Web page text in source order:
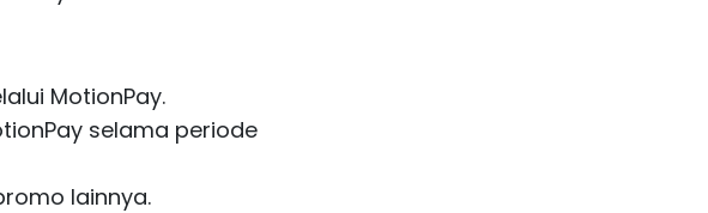
MotionPay.
selama periode
lainnya.